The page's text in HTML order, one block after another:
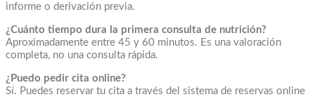
informe o derivación previa.
¿Cuánto tiempo dura la primera consulta de nutrición?
Aproximadamente entre 45 y 60 minutos. Es una valoración
completa, no una consulta rápida.
¿Puedo pedir cita online?
Sí. Puedes reservar tu cita a través del sistema de reservas online